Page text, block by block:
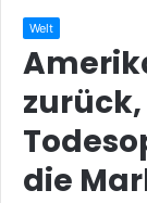
Welt
die